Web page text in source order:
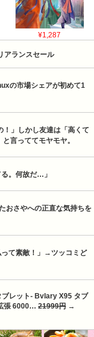
¥1,287
アランスセール
の市場シェアが初めて1
」しかし友達は「高くて
言っててモヤモヤ。
。何故だ…」
おさやへの正直な気持ちを
って素敵！」→ツッコミど
レット- Bvlary X95 タブ
張 6000… 21999円 →